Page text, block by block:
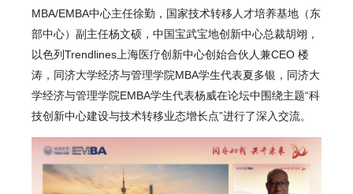
MBA/EMBA中心主任徐勤，国家技术转移人才培养基地（东
部中心）副主任杨文硕，中国宝武宝地创新中心总裁胡翊，
以色列Trendlines上海医疗创新中心创始合伙人兼CEO 楼
涛，同济大学经济与管理学院MBA学生代表夏多银，同济大
学经济与管理学院EMBA学生代表杨威在论坛中围绕主题“科
技创新中心建设与技术转移业态增长点”进行了深入交流。